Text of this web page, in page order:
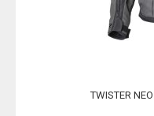
TWISTER